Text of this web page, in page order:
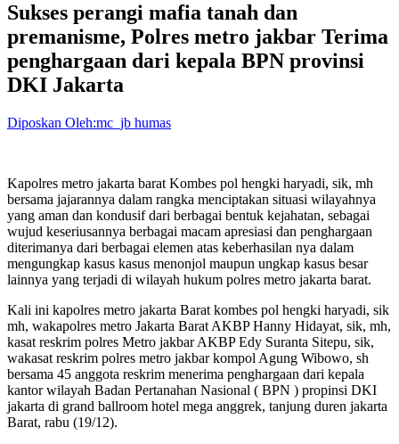
Sukses perangi mafia tanah dan
premanisme, Polres metro jakbar Terima
penghargaan dari kepala BPN provinsi
DKI Jakarta
Diposkan Oleh:mc_jb humas
Kapolres metro jakarta barat Kombes pol hengki haryadi, sik, mh
bersama jajarannya dalam rangka menciptakan situasi wilayahnya
yang aman dan kondusif dari berbagai bentuk kejahatan, sebagai
wujud keseriusannya berbagai macam apresiasi dan penghargaan
diterimanya dari berbagai elemen atas keberhasilan nya dalam
mengungkap kasus kasus menonjol maupun ungkap kasus besar
lainnya yang terjadi di wilayah hukum polres metro jakarta barat.
Kali ini kapolres metro jakarta Barat kombes pol hengki haryadi, sik
mh, wakapolres metro Jakarta Barat AKBP Hanny Hidayat, sik, mh,
kasat reskrim polres Metro jakbar AKBP Edy Suranta Sitepu, sik,
wakasat reskrim polres metro jakbar kompol Agung Wibowo, sh
bersama 45 anggota reskrim menerima penghargaan dari kepala
kantor wilayah Badan Pertanahan Nasional ( BPN ) propinsi DKI
jakarta di grand ballroom hotel mega anggrek, tanjung duren jakarta
Barat, rabu (19/12).